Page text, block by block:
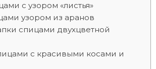
с узором «листья»
узором из аранов
спицами двухцветной
с красивыми косами и